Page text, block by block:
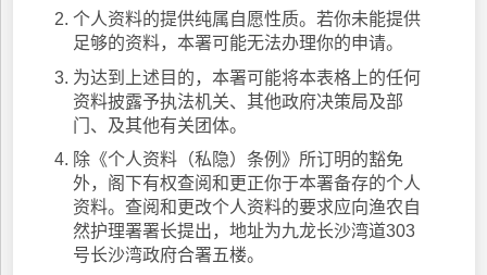
个人资料的提供纯属自愿性质。若你未能提供
足够的资料，本署可能无法办理你的申请。
为达到上述目的，本署可能将本表格上的任何
资料披露予执法机关、其他政府决策局及部
门、及其他有关团体。
除《个人资料（私隐）条例》所订明的豁免
外，阁下有权查阅和更正你于本署备存的个人
资料。查阅和更改个人资料的要求应向渔农自
然护理署署长提出，地址为九龙长沙湾道303
号长沙湾政府合署五楼。